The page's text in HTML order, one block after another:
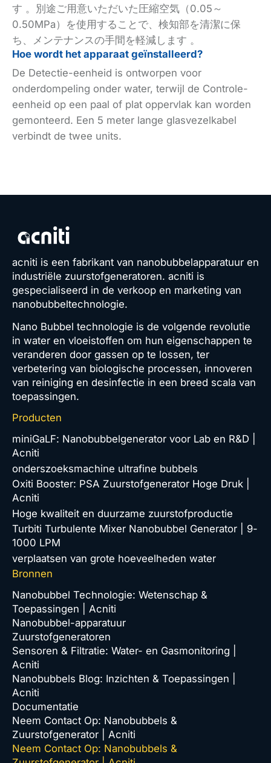
す 。別途ご用意いただいた圧縮空気（0.05～
0.50MPa）を使用することで、検知部を清潔に保
ち、メンテナンスの手間を軽減します 。
Hoe wordt het apparaat geïnstalleerd?
De Detectie-eenheid is ontworpen voor
onderdompeling onder water, terwijl de Controle-
eenheid op een paal of plat oppervlak kan worden
gemonteerd. Een 5 meter lange glasvezelkabel
verbindt de twee units.
acniti is een fabrikant van nanobubbelapparatuur en
industriële zuurstofgeneratoren. acniti is
gespecialiseerd in de verkoop en marketing van
nanobubbeltechnologie.
Nano Bubbel technologie is de volgende revolutie
in water en vloeistoffen om hun eigenschappen te
veranderen door gassen op te lossen, ter
verbetering van biologische processen, innoveren
van reiniging en desinfectie in een breed scala van
toepassingen.
Producten
miniGaLF: Nanobubbelgenerator voor Lab en R&D |
Acniti
onderszoeksmachine ultrafine bubbels
Oxiti Booster: PSA Zuurstofgenerator Hoge Druk |
Acniti
Hoge kwaliteit en duurzame zuurstofproductie
Turbiti Turbulente Mixer Nanobubbel Generator | 9-
1000 LPM
verplaatsen van grote hoeveelheden water
Bronnen
Nanobubbel Technologie: Wetenschap &
Toepassingen | Acniti
Nanobubbel-apparatuur
Zuurstofgeneratoren
Sensoren & Filtratie: Water- en Gasmonitoring |
Acniti
Nanobubbels Blog: Inzichten & Toepassingen |
Acniti
Documentatie
Neem Contact Op: Nanobubbels &
Zuurstofgenerator | Acniti
Neem Contact Op: Nanobubbels &